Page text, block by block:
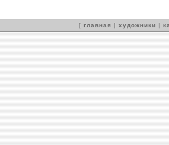
[ главная | художники |